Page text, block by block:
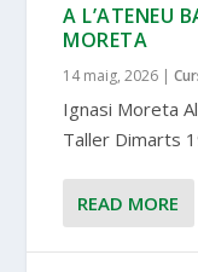
A L’ATENEU
MORETA
14 maig, 2026 |
Ignasi Moreta
Taller Dimarts
READ MORE